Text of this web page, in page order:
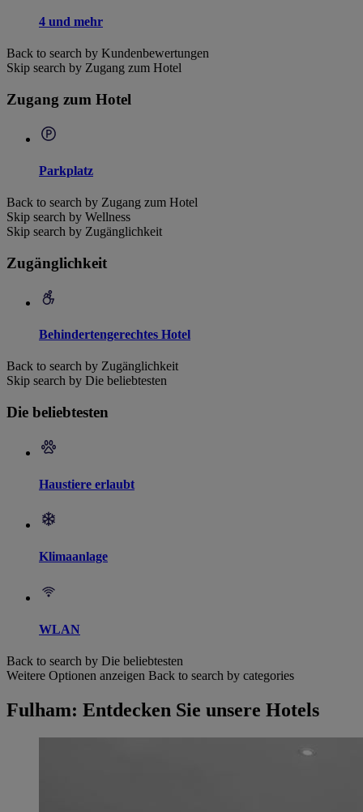
4 und mehr
Back to search by Kundenbewertungen
Skip search by Zugang zum Hotel
Zugang zum Hotel
Parkplatz
Back to search by Zugang zum Hotel
Skip search by Wellness
Skip search by Zugänglichkeit
Zugänglichkeit
Behindertengerechtes Hotel
Back to search by Zugänglichkeit
Skip search by Die beliebtesten
Die beliebtesten
Haustiere erlaubt
Klimaanlage
WLAN
Back to search by Die beliebtesten
Weitere Optionen anzeigen Back to search by categories
Fulham: Entdecken Sie unsere Hotels